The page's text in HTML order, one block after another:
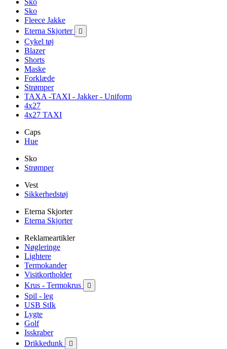
Sko
Sko
Fleece Jakke
Eterna Skjorter

Cykel tøj
Blazer
Shorts
Maske
Forklæde
Strømper
TAXA -TAXI - Jakker - Uniform
4x27
4x27 TAXI
Caps
Hue
Sko
Strømper
Vest
Sikkerhedstøj
Eterna Skjorter
Eterna Skjorter
Reklameartikler
Nøgleringe
Lightere
Termokander
Visitkortholder
Krus - Termokrus

Spil - leg
USB StIk
Lygte
Golf
Isskraber
Drikkedunk
